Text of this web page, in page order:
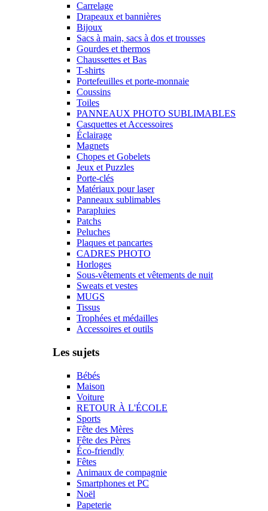
Carrelage
Drapeaux et bannières
Bijoux
Sacs à main, sacs à dos et trousses
Gourdes et thermos
Chaussettes et Bas
T-shirts
Portefeuilles et porte-monnaie
Coussins
Toiles
PANNEAUX PHOTO SUBLIMABLES
Casquettes et Accessoires
Éclairage
Magnets
Chopes et Gobelets
Jeux et Puzzles
Porte-clés
Matériaux pour laser
Panneaux sublimables
Parapluies
Patchs
Peluches
Plaques et pancartes
CADRES PHOTO
Horloges
Sous-vêtements et vêtements de nuit
Sweats et vestes
MUGS
Tissus
Trophées et médailles
Accessoires et outils
Les sujets
Bébés
Maison
Voiture
RETOUR À L'ÉCOLE
Sports
Fête des Mères
Fête des Pères
Éco-friendly
Fêtes
Animaux de compagnie
Smartphones et PC
Noël
Papeterie